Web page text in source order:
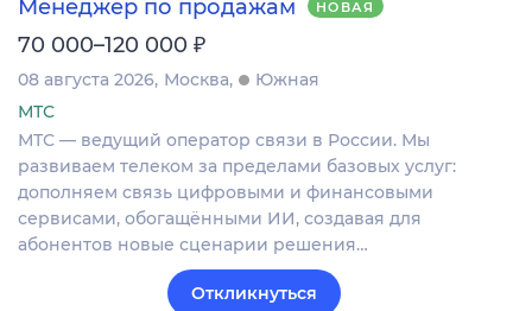
Менеджер по продажам НОВАЯ
70 000–120 000 ₽
08 августа 2026 Москва
Южная
МТС
МТС — ведущий оператор связи в России. Мы
развиваем телеком за пределами базовых услуг:
дополняем связь цифровыми и финансовыми
сервисами, обогащёнными ИИ, создавая для
абонентов новые сценарии решения…
Откликнуться